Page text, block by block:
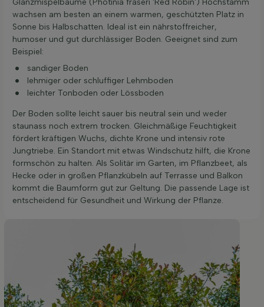
Glanzmispelbäume (Photinia fraseri 'Red Robin') Hochstamm
wachsen am besten an einem warmen, geschützten Platz in
Sonne bis Halbschatten. Ideal ist ein nährstoffreicher,
humoser und gut durchlässiger Boden. Geeignet sind zum
Beispiel:
sandiger Boden
lehmiger oder schluffiger Lehmboden
leichter Tonboden oder Lössboden
Der Boden sollte leicht sauer bis neutral sein und weder
staunass noch extrem trocken. Gleichmäßige Feuchtigkeit
fördert kräftigen Wuchs, dichte Krone und intensiv rote
Jungtriebe. Ein Standort mit etwas Windschutz hilft, die Krone
formschön zu halten. Als Solitär im Garten, im Pflanzbeet, als
Hecke oder in großen Pflanzkübeln auf Terrasse und Balkon
kommt die Baumform gut zur Geltung. Die passende Lage ist
entscheidend für Gesundheit und Wirkung der Pflanze.